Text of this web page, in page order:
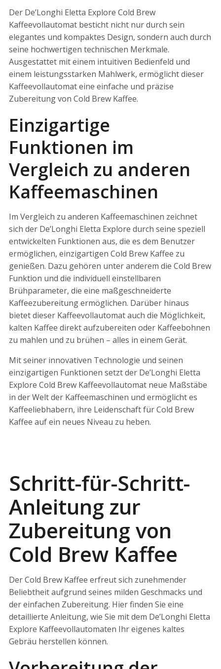
Der De’Longhi Eletta Explore Cold Brew
Kaffeevollautomat besticht nicht nur durch sein
elegantes und kompaktes Design, sondern auch durch
seine hochwertigen technischen Merkmale.
Ausgestattet mit einem intuitiven Bedienfeld und
einem leistungsstarken Mahlwerk, ermöglicht dieser
Kaffeevollautomat eine einfache und präzise
Zubereitung von Cold Brew Kaffee.
Einzigartige
Funktionen im
Vergleich zu anderen
Kaffeemaschinen
Im Vergleich zu anderen Kaffeemaschinen zeichnet
sich der De’Longhi Eletta Explore durch seine speziell
entwickelten Funktionen aus, die es dem Benutzer
ermöglichen, einzigartigen Cold Brew Kaffee zu
genießen. Dazu gehören unter anderem die Cold Brew
Funktion und die individuell einstellbaren
Brühparameter, die eine maßgeschneiderte
Kaffeezubereitung ermöglichen. Darüber hinaus
bietet dieser Kaffeevollautomat auch die Möglichkeit,
kalten Kaffee direkt aufzubereiten oder Kaffeebohnen
zu mahlen und zu brühen – alles in einem Gerät.
Mit seiner innovativen Technologie und seinen
einzigartigen Funktionen setzt der De’Longhi Eletta
Explore Cold Brew Kaffeevollautomat neue Maßstäbe
in der Welt der Kaffeemaschinen und ermöglicht es
Kaffeeliebhabern, ihre Leidenschaft für Cold Brew
Kaffee auf ein neues Niveau zu heben.
Schritt-für-Schritt-
Anleitung zur
Zubereitung von
Cold Brew Kaffee
Der Cold Brew Kaffee erfreut sich zunehmender
Beliebtheit aufgrund seines milden Geschmacks und
der einfachen Zubereitung. Hier finden Sie eine
detaillierte Anleitung, wie Sie mit dem De’Longhi Eletta
Explore Kaffeevollautomaten Ihr eigenes kaltes
Gebräu herstellen können.